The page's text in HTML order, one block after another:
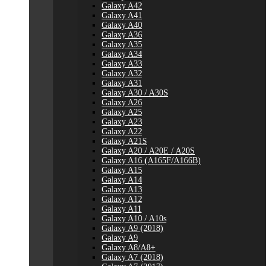
Galaxy A42
Galaxy A41
Galaxy A40
Galaxy A36
Galaxy A35
Galaxy A34
Galaxy A33
Galaxy A32
Galaxy A31
Galaxy A30 / A30S
Galaxy A26
Galaxy A25
Galaxy A23
Galaxy A22
Galaxy A21S
Galaxy A20 / A20E / A20S
Galaxy A16 (A165F/A166B)
Galaxy A15
Galaxy A14
Galaxy A13
Galaxy A12
Galaxy A11
Galaxy A10 / A10s
Galaxy A9 (2018)
Galaxy A9
Galaxy A8/A8+
Galaxy A7 (2018)